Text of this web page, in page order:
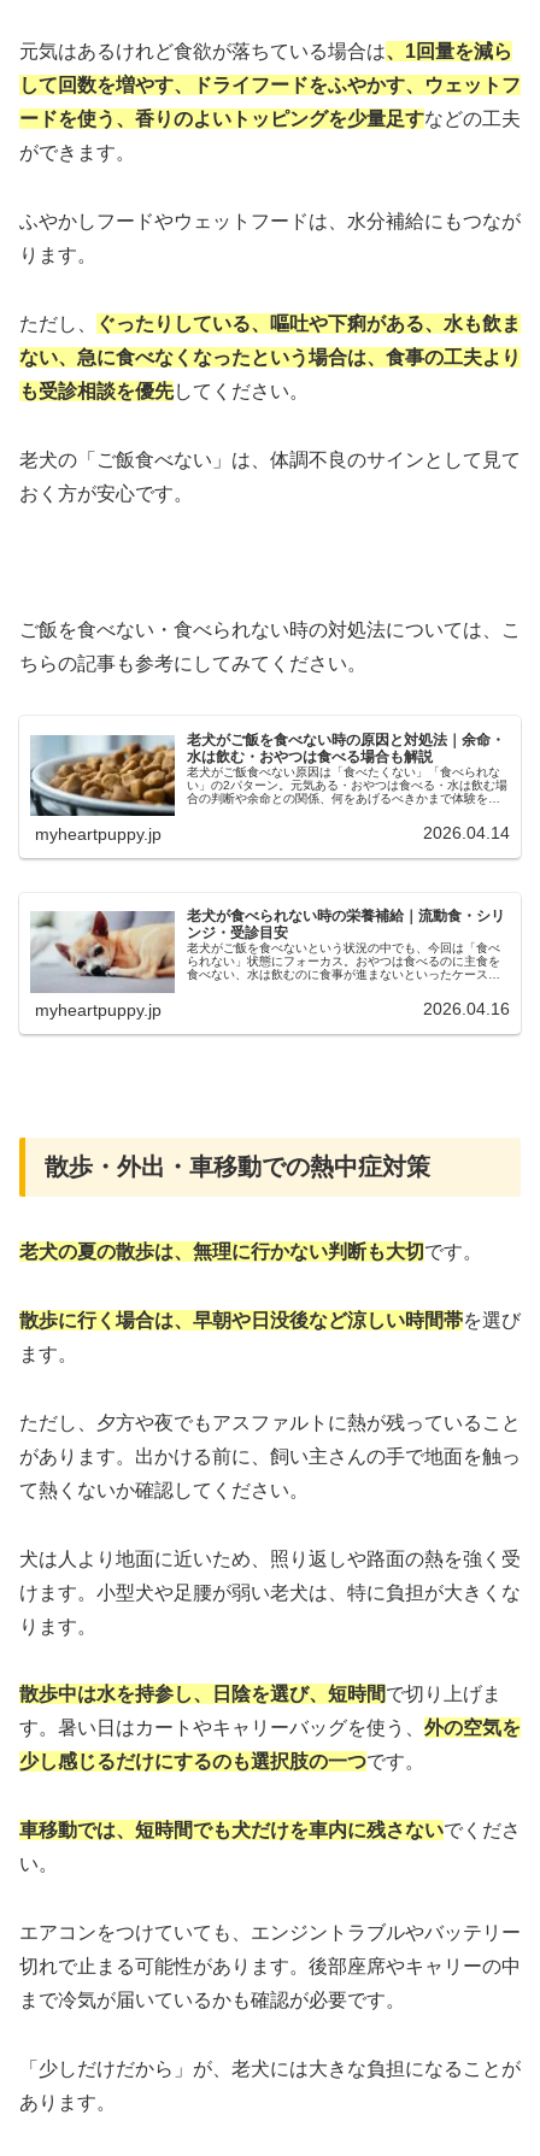
元気はあるけれど食欲が落ちている場合は、1回量を減ら
して回数を増やす、ドライフードをふやかす、ウェットフ
ードを使う、香りのよいトッピングを少量足すなどの工夫
ができます。
ふやかしフードやウェットフードは、水分補給にもつなが
ります。
ただし、
ぐったりしている、嘔吐や下痢がある、水も飲ま
ない、急に食べなくなったという場合は、食事の工夫より
も受診相談を優先してください。
老犬の「ご飯食べない」は、体調不良のサインとして見て
おく方が安心です。
ご飯を食べない・食べられない時の対処法については、こ
ちらの記事も参考にしてみてください。
老犬がご飯を食べない時の原因と対処法｜余命・
水は飲む・おやつは食べる場合も解説
老犬がご飯食べない原因は「食べたくない」「食べられな
い」の2パターン。元気ある・おやつは食べる・水は飲む場
合の判断や余命との関係、何をあげるべきかまで体験をも
myheartpuppy.jp 2026.04.14
老犬が食べられない時の栄養補給｜流動食・シリ
ンジ・受診目安
老犬がご飯を食べないという状況の中でも、今回は「食べ
られない」状態にフォーカス。おやつは食べるのに主食を
食べない、水は飲むのに食事が進まないといったケースを
対策、受診の目安をわかりやすく解説します。
myheartpuppy.jp 2026.04.16
散歩・外出・車移動での熱中症対策
老犬の夏の散歩は、無理に行かない判断も大切 です。
散歩に行く場合は、早朝や日没後など涼しい時間帯を選び
ます。
ただし、夕方や夜でもアスファルトに熱が残っていること
があります。出かける前に、飼い主さんの手で地面を触っ
て熱くないか確認してください。
犬は人より地面に近いため、照り返しや路面の熱を強く受
けます。小型犬や足腰が弱い老犬は、特に負担が大きくな
ります。
散歩中は水を持参し、日陰を選び、短時間で切り上げま
す。暑い日はカートやキャリーバッグを使う、 外の空気を
少し感じるだけにするのも選択肢の一つです。
車移動では、短時間でも犬だけを車内に残さないでくださ
い。
エアコンをつけていても、エンジントラブルやバッテリー
切れで止まる可能性があります。後部座席やキャリーの中
まで冷気が届いているかも確認が必要です。
「少しだけだから」が、老犬には大きな負担になることが
あります。